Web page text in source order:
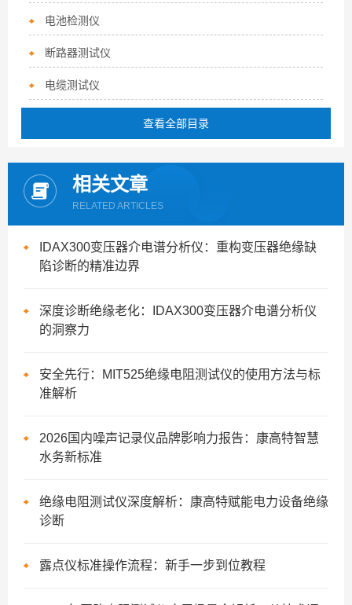
电池检测仪
断路器测试仪
电缆测试仪
查看全部目录
相关文章
RELATED ARTICLES
IDAX300变压器介电谱分析仪：重构变压器绝缘缺
陷诊断的精准边界
深度诊断绝缘老化：IDAX300变压器介电谱分析仪
的洞察力
安全先行：MIT525绝缘电阻测试仪的使用方法与标
准解析
2026国内噪声记录仪品牌影响力报告：康高特智慧
水务新标准
绝缘电阻测试仪深度解析：康高特赋能电力设备绝缘
诊断
露点仪标准操作流程：新手一步到位教程